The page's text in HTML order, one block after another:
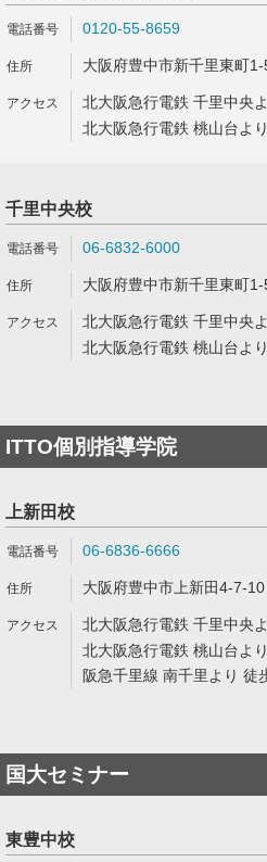
0120-55-8659
大阪府豊中市新千里東町
北大阪急行電鉄 千里中央
北大阪急行電鉄 桃山台よ
千里中央校
06-6832-6000
大阪府豊中市新千里東町
北大阪急行電鉄 千里中央
北大阪急行電鉄 桃山台よ
ITTO個別指導学院
上新田校
06-6836-6666
大阪府豊中市上新田4-7-10
北大阪急行電鉄 千里中央
北大阪急行電鉄 桃山台よ
阪急千里線 南千里より 徒
国大セミナー
東豊中校